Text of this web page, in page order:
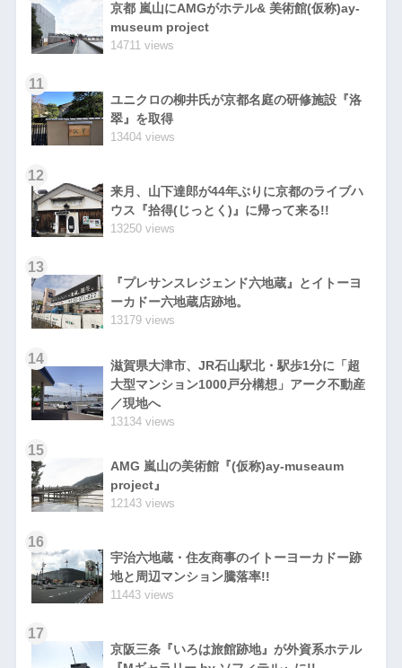
京都 嵐山にAMGがホテル& 美術館(仮称)ay-
museum project
14711 views
11
ユニクロの柳井氏が京都名庭の研修施設『洛
翠』を取得
13404 views
12
来月、山下達郎が44年ぶりに京都のライブハ
ウス『拾得(じっとく)』に帰って来る!!
13250 views
13
『プレサンスレジェンド六地蔵』とイトーヨ
ーカドー六地蔵店跡地。
13179 views
14
滋賀県大津市、JR石山駅北・駅歩1分に「超
大型マンション1000戸分構想」アーク不動産
／現地へ
13134 views
15
AMG 嵐山の美術館『(仮称)ay-museaum
project』
12143 views
16
宇治六地蔵・住友商事のイトーヨーカドー跡
地と周辺マンション騰落率!!
11443 views
17
京阪三条『いろは旅館跡地』が外資系ホテル